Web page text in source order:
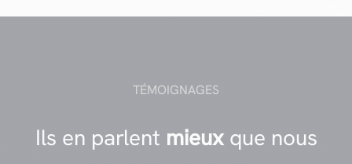
TÉMOIGNAGES
Ils en parlent mieuxque nous